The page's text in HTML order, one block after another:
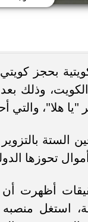
وذلك
"يا هلا"،
الستة
تحوزها
استغل